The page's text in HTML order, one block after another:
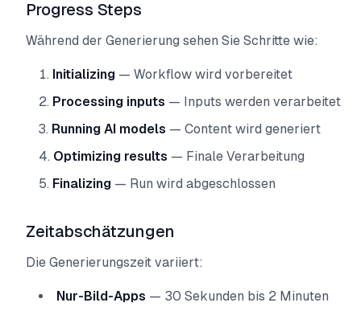
Progress Steps
Während der Generierung sehen Sie Schritte wie:
Initializing — Workflow wird vorbereitet
Processing inputs — Inputs werden verarbeitet
Running AI models — Content wird generiert
Optimizing results — Finale Verarbeitung
Finalizing — Run wird abgeschlossen
Zeitabschätzungen
Die Generierungszeit variiert:
Nur-Bild-Apps — 30 Sekunden bis 2 Minuten